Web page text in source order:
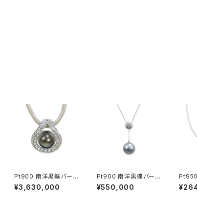
Pt900 南洋黒蝶パール
アコヤ無調色ベビーパ
ール ダイヤモンド ペン
¥3,630,000
Pt900 南洋黒蝶パール
ダイヤモンド ペンダント
ヘッド
¥550,000
Pt950
ンダン